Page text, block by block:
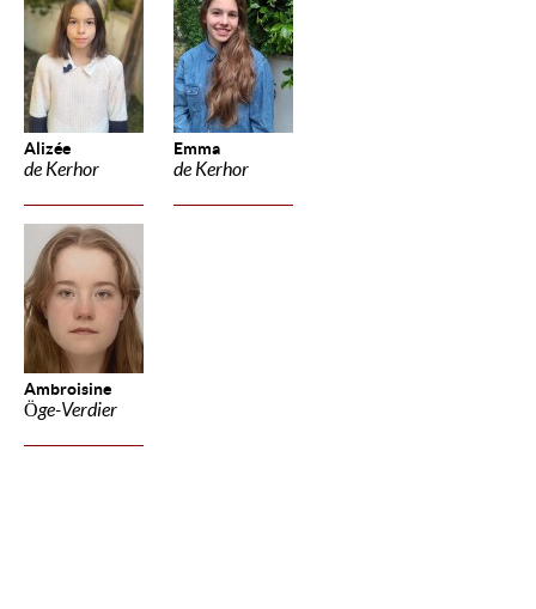
Alizée
de Kerhor
Emma
de Kerhor
Ambroisine
Öge-Verdier